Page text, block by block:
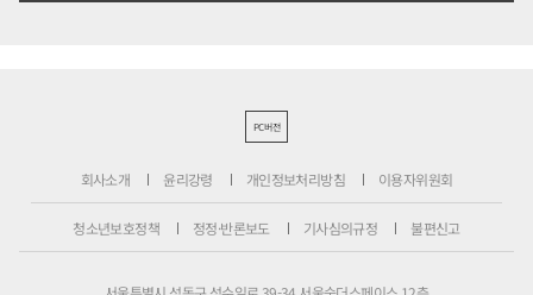
PC버전
회사소개 윤리강령 개인정보처리방침 이용자위원회
청소년보호정책 정정·반론보도 기사심의규정 불편신고